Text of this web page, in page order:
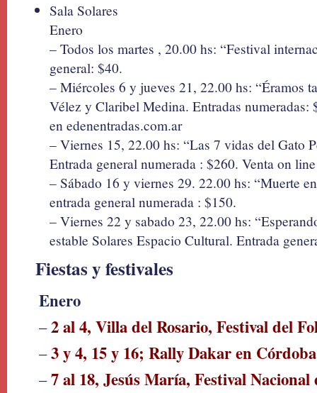
Sala Solares
Enero
– Todos los martes , 20.00 hs: “Festival
general: $40.
– Miércoles 6 y jueves 21, 22.00 hs: “Éramos
Vélez y Claribel Medina. Entradas
en edenentradas.com.ar
– Viernes 15, 22.00 hs: “Las 7 vidas del Gato
Entrada general numerada : $260. Venta on
– Sábado 16 y viernes 29. 22.00 hs: “Muerte
entrada general numerada : $150.
– Viernes 22 y sabado 23, 22.00 hs:
estable Solares Espacio Cultural. Entrada
Fiestas y festivales
Enero
–2 al 4, Villa del Rosario, Festival del
–3 y 4, 15 y 16; Rally Dakar en
–7 al 18, Jesús María, Festival